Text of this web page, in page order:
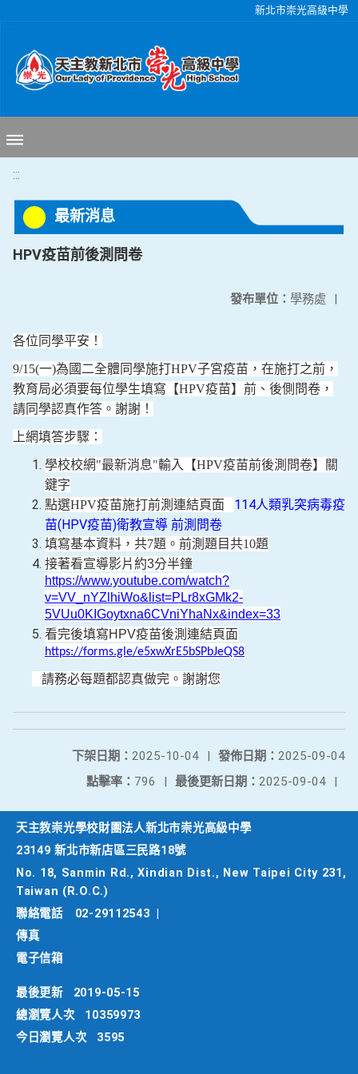
新北市崇光高級中學
:::
最新消息
HPV疫苗前後測問卷
發布單位： 學務處 |
各位同學平安！
9/15(一)為國二全體同學施打HPV子宮疫苗，在施打之前，
教育局必須要每位學生填寫【HPV疫苗】前、後側問卷，
請同學認真作答。謝謝！
上網填答步驟：
學校校網"最新消息"輸入【HPV疫苗前後測問卷】關
鍵字
點選HPV疫苗施打前測連結頁面 114人類乳突病毒疫
苗(HPV疫苗)衛教宣導 前測問卷
填寫基本資料，共7題。前測題目共10題
接著看宣導影片約3分半鐘
https://www.youtube.com/watch?
v=VV_nYZlhiWo&list=PLr8xGMk2-
5VUu0KIGoytxna6CVniYhaNx&index=33
看完後填寫HPV疫苗後測連結頁面
https://forms.gle/e5xwXrE5bSPbJeQS8
請務必每題都認真做完。謝謝您
發佈日期： 2025-09-04
下架日期： 2025-10-04
|
最後更新日期： 2025-09-04 |
點擊率： 796 |
天主教崇光學校財團法人新北市崇光高級中學
23149 新北市新店區三民路18號
No. 18, Sanmin Rd., Xindian Dist., New Taipei City 231,
Taiwan (R.O.C.)
聯絡電話
02-29112543
傳真
電子信箱
最後更新
2019-05-15
總瀏覽人次
10359973
今日瀏覽人次
3595